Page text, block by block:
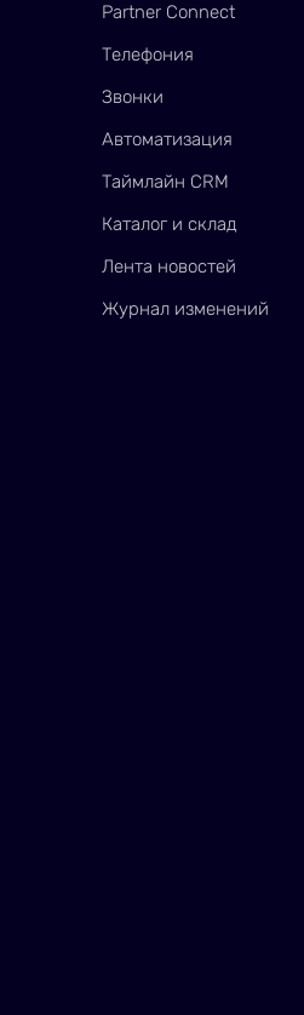
Partner Connect
Телефония
Звонки
Автоматизация
Таймлайн CRM
Каталог и склад
Лента новостей
Журнал изменений